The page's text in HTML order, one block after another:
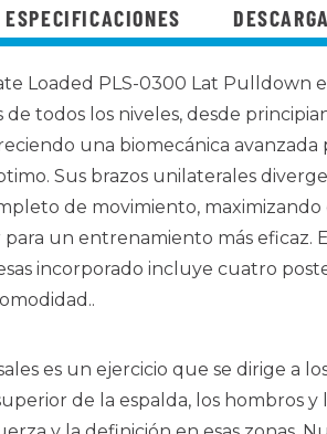
ESPECIFICACIONES
Loaded PLS-0300 Lat Pulldown
de todos los niveles, desde
una biomecánica avanzada
Sus brazos unilaterales
de movimiento, maximizando
un entrenamiento más eficaz. El
incorporado incluye cuatro
.
es un ejercicio que se dirige a
de la espalda, los hombros y